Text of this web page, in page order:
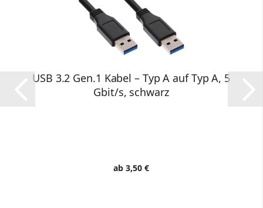
USB 3.2 Gen.1 Kabel – Typ A auf Typ A, 5
Gbit/s, schwarz
ab 3,50 €